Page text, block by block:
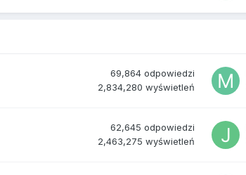
69,864 odpowiedzi
2,834,280 wyświetleń
62,645 odpowiedzi
2,463,275 wyświetleń